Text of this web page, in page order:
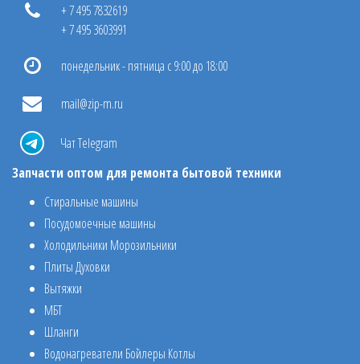
+ 7 495 7832619
+ 7 495 3603991
понедельник - пятница с 9:00 до 18:00
mail@zip-m.ru
Чат Telegram
Запчасти оптом для ремонта бытовой техники
Стиральные машины
Посудомоечные машины
Холодильники Морозильники
Плиты Духовки
Вытяжки
МБТ
Шланги
Водонагреватели Бойлеры Котлы